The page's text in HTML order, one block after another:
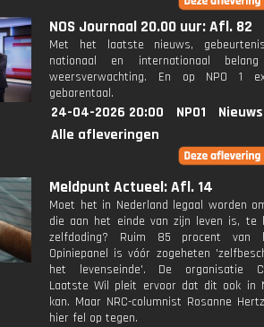
NOS Journaal 20.00 uur: Afl. 82
Met het laatste nieuws,
nationaal en internationaal
weersverwachting. En op NPO 1
gebarentaal.
24-04-2026 20:00 NPO1
Alle afleveringen
Meldpunt Actueel: Afl. 14
Moet het in Nederland legaal worden
die aan het einde van zijn leven is, te
zelfdoding? Ruim 85 procent van
Opiniepanel is vóór zogeheten
het levenseinde'. De organisatie
Laatste Wil pleit ervoor dat dit ook in
kan. Maar NRC-columnist Rosanne
hier fel op tegen.